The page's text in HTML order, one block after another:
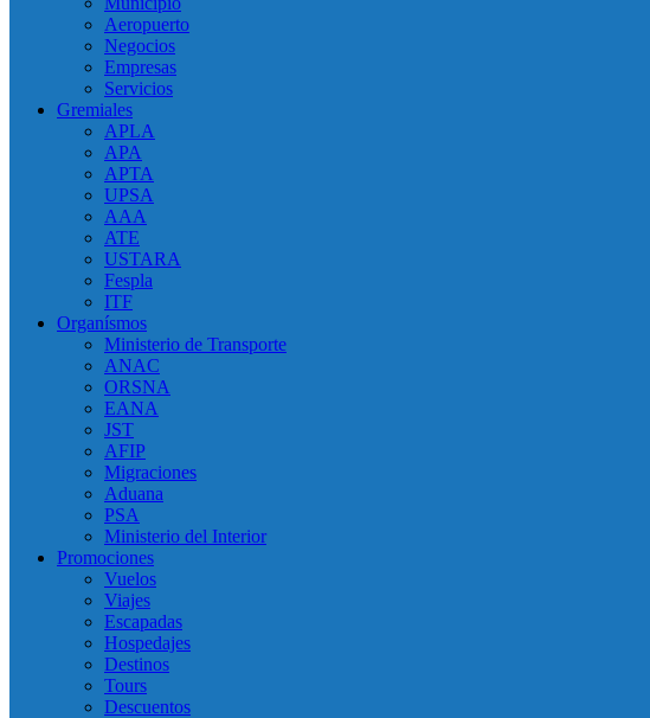
Aeropuerto
Negocios
Empresas
Servicios
Gremiales
APLA
APA
APTA
UPSA
AAA
ATE
USTARA
Fespla
ITF
Organísmos
Ministerio de Transporte
ANAC
ORSNA
EANA
JST
AFIP
Migraciones
Aduana
PSA
Ministerio del Interior
Promociones
Vuelos
Viajes
Escapadas
Hospedajes
Destinos
Tours
Descuentos